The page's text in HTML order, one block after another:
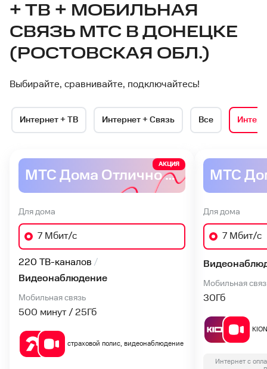
+ ТВ + МОБИЛЬНАЯ
СВЯЗЬ МТС В ДОНЕЦКЕ
(РОСТОВСКАЯ ОБЛ.)
Выбирайте, сравнивайте, подключайтесь!
Интернет + ТВ Интернет + Связь Все
МТС Дома Отлично ADSL
АКЦИЯ
Для дома
7 Мбит/с
220 ТВ-каналов
Видеонаблюдение
Мобильная связь
500 минут / 25Гб
страховой полис, видеонаблюдение
Для дома
7 Мбит/с
Мобильная
30Гб
Интернет с